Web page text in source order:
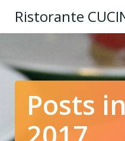
Ristorante
Posts